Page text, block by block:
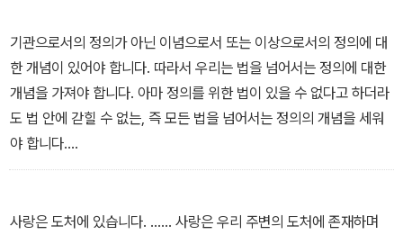
기관으로서의 정의가 아닌 이념으로서 또는 이상으로서의 정의에 대
한 개념이 있어야 합니다. 따라서 우리는 법을 넘어서는 정의에 대한
개념을 가져야 합니다. 아마 정의를 위한 법이 있을 수 없다고 하더라
도 법 안에 갇힐 수 없는, 즉 모든 법을 넘어서는 정의의 개념을 세워
야 합니다.
― 「정의에 대하여」
사랑은 도처에 있습니다. …… 사랑은 우리 주변의 도처에 존재하며